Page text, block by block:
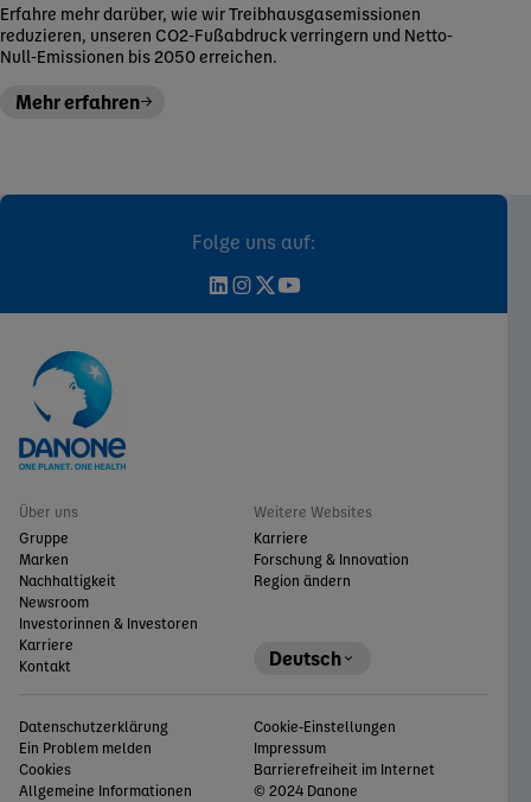
Erfahre mehr darüber, wie wir Treibhausgasemissionen
reduzieren, unseren CO2-Fußabdruck verringern und Netto-
Null-Emissionen bis 2050 erreichen.
Mehr erfahren
Folge uns auf:
Über uns
Gruppe
Marken
Nachhaltigkeit
Newsroom
Investorinnen & Investoren
Karriere
Kontakt
Weitere Websites
Karriere
Forschung & Innovation
Region ändern
Deutsch
Datenschutzerklärung
Ein Problem melden
Cookies
Allgemeine Informationen
Cookie-Einstellungen
Impressum
Barrierefreiheit im Internet
© 2024 Danone